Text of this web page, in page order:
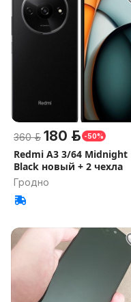
360 р. 180 р. -50%
Redmi A3 3/64 Midnight
Black новый + 2 чехла
Гродно